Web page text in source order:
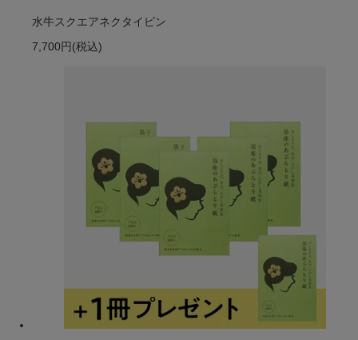
水牛スクエアネクタイピン
7,700円 (税込)